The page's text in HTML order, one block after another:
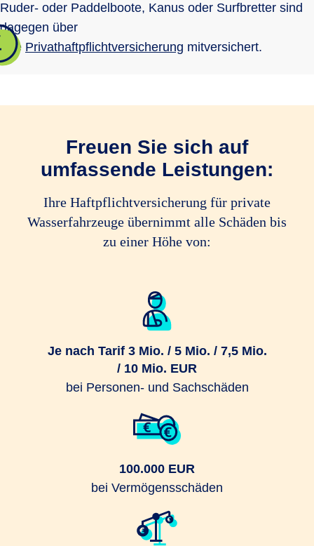
Ruder- oder Paddelboote, Kanus oder Surfbretter sind
dagegen über
Ihre Privathaftpflichtversicherung mitversichert.
Freuen Sie sich auf
umfassende Leistungen:
Ihre Haftpflichtversicherung für private
Wasserfahrzeuge übernimmt alle Schäden bis
zu einer Höhe von:
Je nach Tarif 3 Mio. / 5 Mio. / 7,5 Mio.
/ 10 Mio. EUR
bei Personen- und Sachschäden
100.000 EUR
bei Vermögensschäden